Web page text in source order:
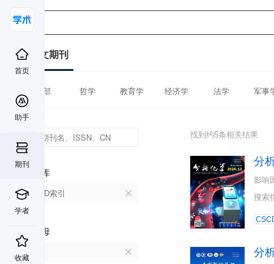
首页
助手
期刊
学者
收藏
中文期刊
全部 哲学 教育学 经济学 法学 军事
数据库
CSCD索引
首字母
找到约5条相关结果
分
影响
搜索
分